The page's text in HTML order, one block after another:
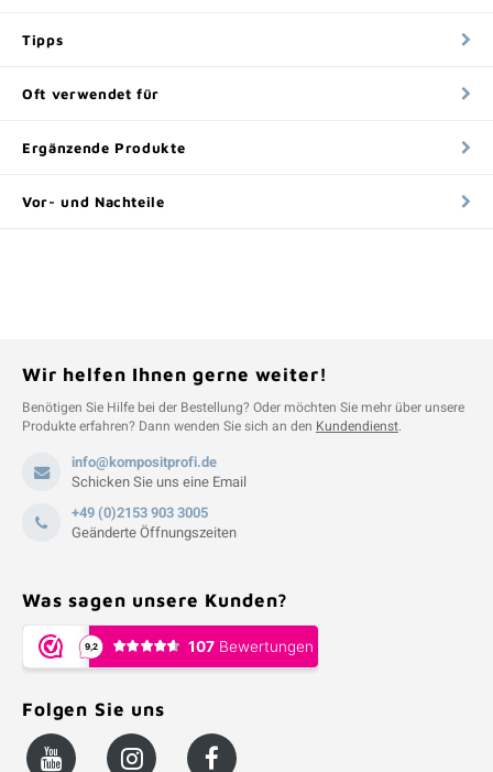
Tipps
Oft verwendet für
Ergänzende Produkte
Vor- und Nachteile
Wir helfen Ihnen gerne weiter!
Benötigen Sie Hilfe bei der Bestellung? Oder möchten Sie mehr über unsere
Produkte erfahren? Dann wenden Sie sich an den Kundendienst.
info@kompositprofi.de
Schicken Sie uns eine Email
+49 (0)2153 903 3005
Geänderte Öffnungszeiten
Was sagen unsere Kunden?
Folgen Sie uns